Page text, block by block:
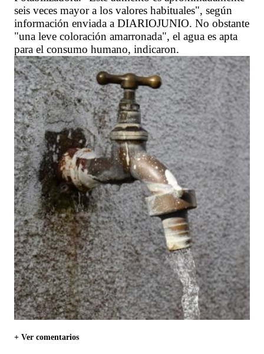
seis veces mayor a los valores habituales", según
información enviada a DIARIOJUNIO. No obstante
"una leve coloración amarronada", el agua es apta
para el consumo humano, indicaron.
+ Ver comentarios